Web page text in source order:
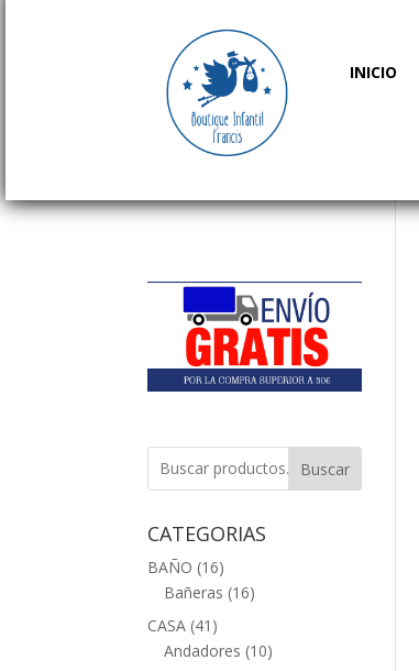
INICIO
Buscar
CATEGORIAS
BAÑO (16)
Bañeras (16)
CASA (41)
Andadores (10)